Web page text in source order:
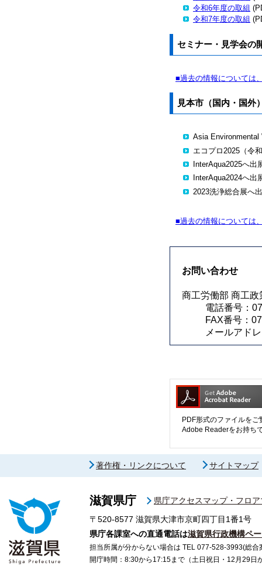
令和6年度の取組
令和7年度の取組
セミナー・見学会の
■過去の情報については
見本市（国内・国外
Asia Environmental
エコプロ2025（令
InterAqua2025へ出
InterAqua2024へ出
2023洗浄総合展へ
■過去の情報については
お問い合わせ
商工労働部 商工政
電話番号：
FAX番号：
メールアド
PDF形式のファイルを
Adobe Readerをお持ち
著作権・リンクについて サイトマップ
滋賀県庁
県庁アクセスマップ・フロ
〒520-8577 滋賀県大津市京町四丁目1番1号
県庁各課室への直通電話は滋賀県行政機構ペ
担当所属が分からない場合は TEL 077-528-3993(総合
開庁時間：8:30から17:15まで（土日祝日・12月29日